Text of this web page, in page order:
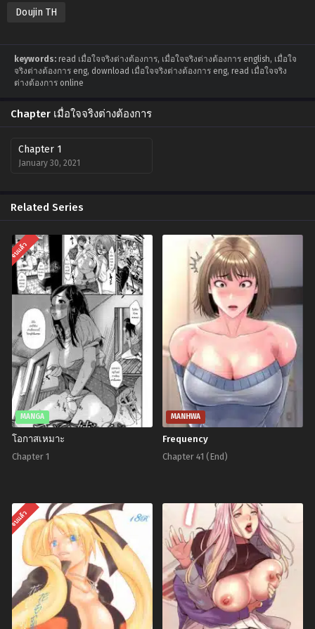
Doujin TH
keywords: read เมื่อใจจริงต่างต้องการ, เมื่อใจจริงต่างต้องการ english, เมื่อใจ
จริงต่างต้องการ eng, download เมื่อใจจริงต่างต้องการ eng, read เมื่อใจจริง
ต่างต้องการ online
Chapter เมื่อใจจริงต่างต้องการ
Chapter 1
January 30, 2021
Related Series
จบแล้ว
MANGA
โอกาสเหมาะ
Chapter 1
MANHWA
Frequency
Chapter 41 (End)
จบแล้ว